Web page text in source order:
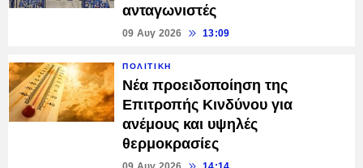
ανταγωνιστές
09 Αυγ 2026 13:09
ΠΟΛΙΤΙΚΗ
Νέα προειδοποίηση της
Επιτροπής Κινδύνου για
ανέμους και υψηλές
θερμοκρασίες